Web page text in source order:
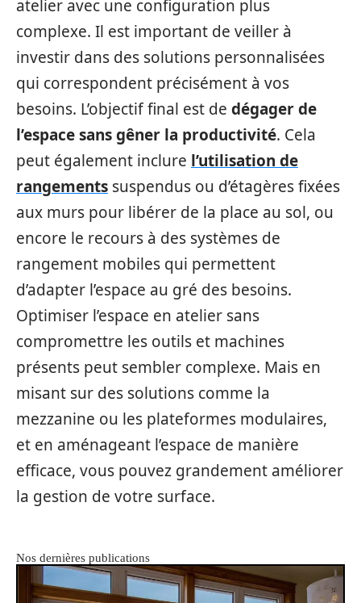
atelier avec une configuration plus
complexe. Il est important de veiller à
investir dans des solutions personnalisées
qui correspondent précisément à vos
besoins. L’objectif final est de dégager de
l’espace sans gêner la productivité. Cela
peut également inclure l’utilisation de
rangements suspendus ou d’étagères fixées
aux murs pour libérer de la place au sol, ou
encore le recours à des systèmes de
rangement mobiles qui permettent
d’adapter l’espace au gré des besoins.
Optimiser l’espace en atelier sans
compromettre les outils et machines
présents peut sembler complexe. Mais en
misant sur des solutions comme la
mezzanine ou les plateformes modulaires,
et en aménageant l’espace de manière
efficace, vous pouvez grandement améliorer
la gestion de votre surface.
Nos dernières publications